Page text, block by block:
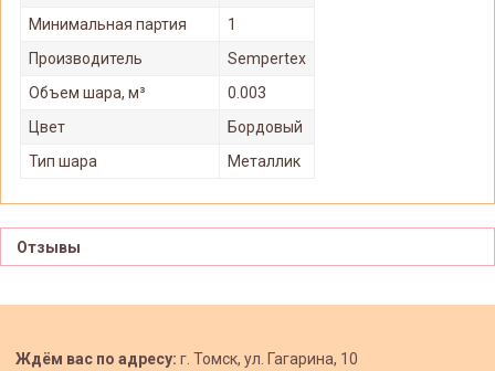
Минимальная партия
1
Производитель
Sempertex
Объем шара, м³
0.003
Цвет
Бордовый
Тип шара
Металлик
Отзывы
Ждём вас по адресу: г. Томск, ул. Гагарина, 10